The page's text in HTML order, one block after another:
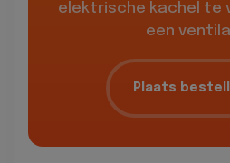
elektrische kachel te
een
Plaats